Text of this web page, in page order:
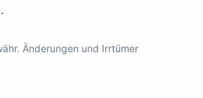
Änderungen und Irrtümer